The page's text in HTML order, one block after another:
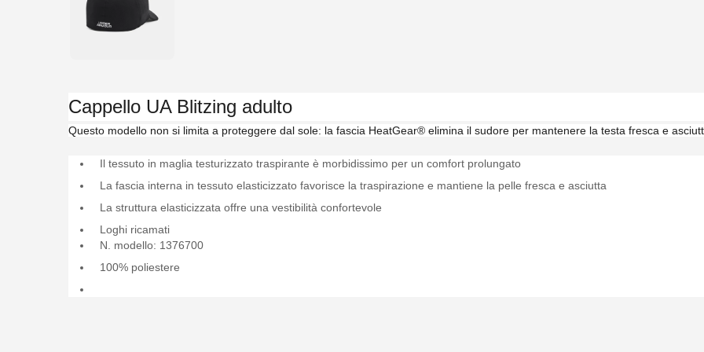
Cappello UA Blitzing adulto
Questo modello non si limita a proteggere dal sole: la fascia HeatGear® elimina il sudore per mantenere la testa fresca e
Il tessuto in maglia testurizzato traspirante è morbidissimo per un comfort prolungato
La fascia interna in tessuto elasticizzato favorisce la traspirazione e mantiene la pelle fresca e asciutta
La struttura elasticizzata offre una vestibilità confortevole
Loghi ricamati
N. modello: 1376700
100% poliestere